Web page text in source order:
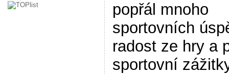
popřál mnoho
sportovních
radost ze hry a
sportovní